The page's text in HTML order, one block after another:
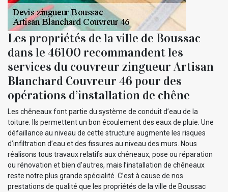
Les propriétés de la ville de Boussac
dans le 46100 recommandent les
services du couvreur zingueur Artisan
Blanchard Couvreur 46 pour des
opérations d’installation de chêne
Les chêneaux font partie du système de conduit d’eau de la
toiture. Ils permettent un bon écoulement des eaux de pluie. Une
défaillance au niveau de cette structure augmente les risques
d’infiltration d’eau et des fissures au niveau des murs. Nous
réalisons tous travaux relatifs aux chêneaux, pose ou réparation
ou rénovation et bien d’autres, mais l’installation de chêneaux
reste notre plus grande spécialité. C’est à cause de nos
prestations de qualité que les propriétés de la ville de Boussac